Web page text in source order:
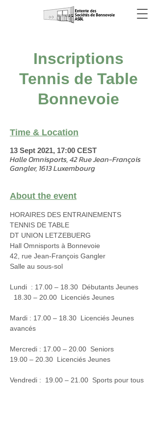
Inscriptions
Tennis de Table
Bonnevoie
Time & Location
13 Sept 2021, 17:00 CEST
Halle Omnisports, 42 Rue Jean-François
Gangler, 1613 Luxembourg
About the event
HORAIRES DES ENTRAINEMENTS
TENNIS DE TABLE
DT UNION LETZEBUERG
Hall Omnisports à Bonnevoie
42, rue Jean-François Gangler
Salle au sous-sol
Lundi  : 17.00 – 18.30  Débutants Jeunes
Mardi : 17.00 – 18.30  Licenciés Jeunes
avancés
Mercredi : 17.00 – 20.00  Seniors
19.00 – 20.30  Licenciés Jeunes
Vendredi :  19.00 – 21.00  Sports pour tous